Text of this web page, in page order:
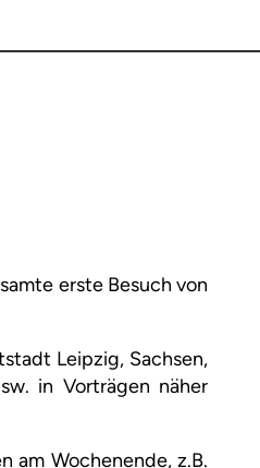
erste Besuch von
Leipzig, Sachsen,
in Vorträgen näher
am Wochenende, z.B.